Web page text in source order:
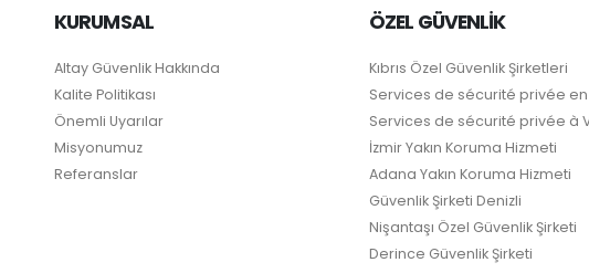
KURUMSAL
Altay Güvenlik Hakkında
Kalite Politikası
Önemli Uyarılar
Misyonumuz
Referanslar
ÖZEL GÜVENLİK
Kıbrıs Özel Güvenlik Şirketleri
Services de sécurité privée
Services de sécurité privée à
İzmir Yakın Koruma Hizmeti
Adana Yakın Koruma Hizmeti
Güvenlik Şirketi Denizli
Nişantaşı Özel Güvenlik Şirketi
Derince Güvenlik Şirketi